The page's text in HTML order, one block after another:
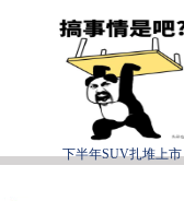
下半年SUV扎堆上市